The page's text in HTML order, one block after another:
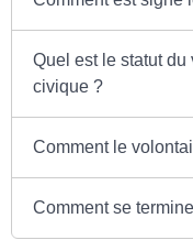
Quel est le statut
civique ?
Comment le
Comment se